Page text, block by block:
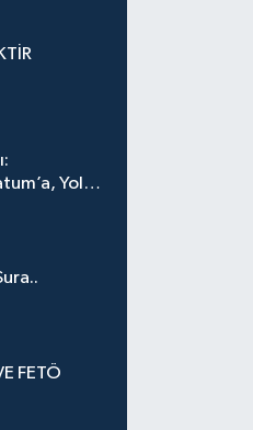
Yolun
FETÖ